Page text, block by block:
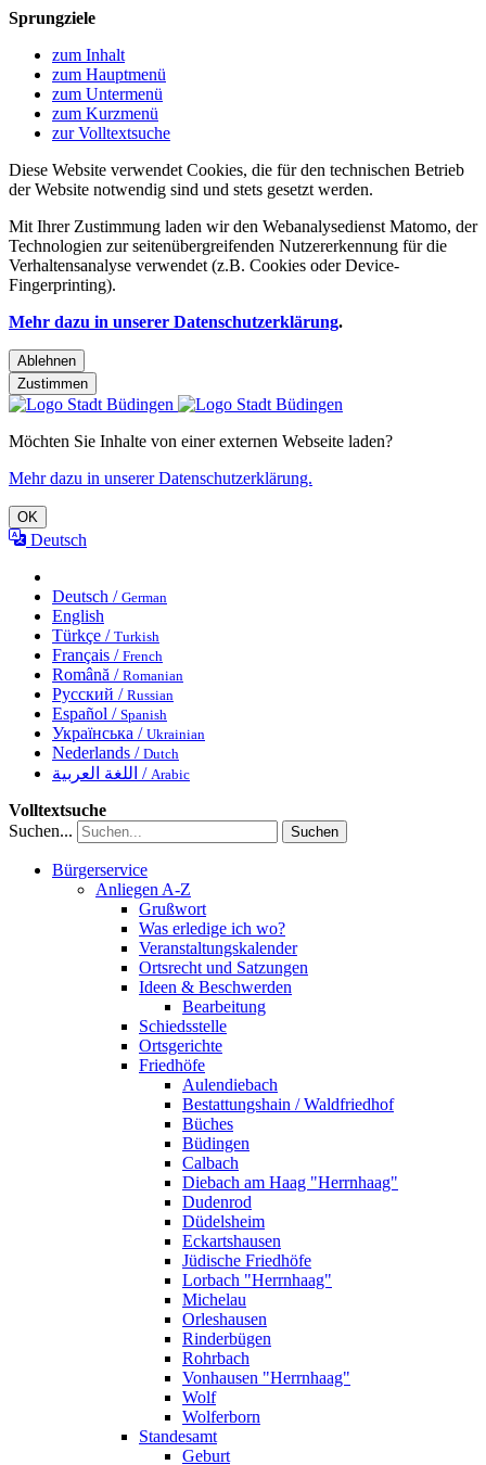
Sprungziele
zum Inhalt
zum Hauptmenü
zum Untermenü
zum Kurzmenü
zur Volltextsuche
Diese Website verwendet Cookies, die für den technischen Betrieb
der Website notwendig sind und stets gesetzt werden.
Mit Ihrer Zustimmung laden wir den Webanalysedienst Matomo, der
Technologien zur seitenübergreifenden Nutzererkennung für die
Verhaltensanalyse verwendet (z.B. Cookies oder Device-
Fingerprinting).
Mehr dazu in unserer Datenschutzerklärung.
Ablehnen
Zustimmen
Möchten Sie Inhalte von einer externen Webseite laden?
Mehr dazu in unserer Datenschutzerklärung.
OK
Deutsch
Deutsch / German
English
Türkçe / Turkish
Français / French
Română / Romanian
Русский / Russian
Español / Spanish
Українська / Ukrainian
Nederlands / Dutch
اللغة العربية / Arabic
Volltextsuche
Suchen...
Suchen
Bürgerservice
Anliegen A-Z
Grußwort
Was erledige ich wo?
Veranstaltungskalender
Ortsrecht und Satzungen
Ideen & Beschwerden
Bearbeitung
Schiedsstelle
Ortsgerichte
Friedhöfe
Aulendiebach
Bestattungshain / Waldfriedhof
Büches
Büdingen
Calbach
Diebach am Haag "Herrnhaag"
Dudenrod
Düdelsheim
Eckartshausen
Jüdische Friedhöfe
Lorbach "Herrnhaag"
Michelau
Orleshausen
Rinderbügen
Rohrbach
Vonhausen "Herrnhaag"
Wolf
Wolferborn
Standesamt
Geburt